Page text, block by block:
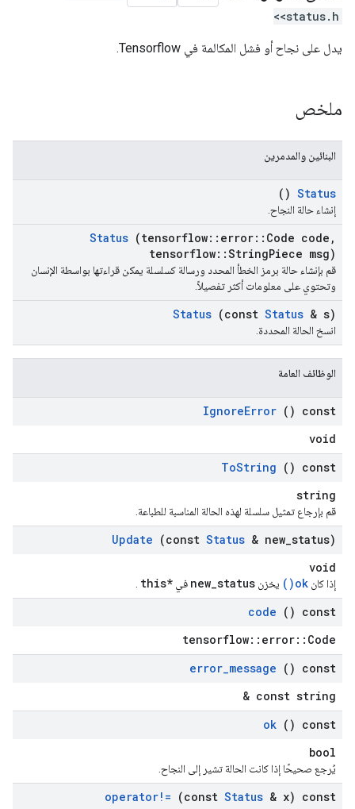
<status.h>
يدل على نجاح أو فشل المكالمة في Tensorflow.
ملخص
البنائين والمدمرين
Status
()
إنشاء حالة النجاح.
Status (tensorflow:: error:: Code code ,
tensorflow::StringPiece msg)
قم بإنشاء حالة برمز الخطأ المحدد ورسالة كسلسلة يمكن قراءتها بواسطة الإنسان
وتحتوي على معلومات أكثر تفصيلاً.
Status (const Status & s)
انسخ الحالة المحددة.
الوظائف العامة
IgnoreError () const
void
ToString () const
string
قم بإرجاع تمثيل سلسلة لهذه الحالة المناسبة للطباعة.
Update (const Status & new status)
void
إذا كان ok() يخزن new_status في *this
code () const
tensorflow::error::Code
error_message () const
const string &
ok () const
bool
يُرجع صحيحًا إذا كانت الحالة تشير إلى النجاح.
operator!= (const Status & x) const